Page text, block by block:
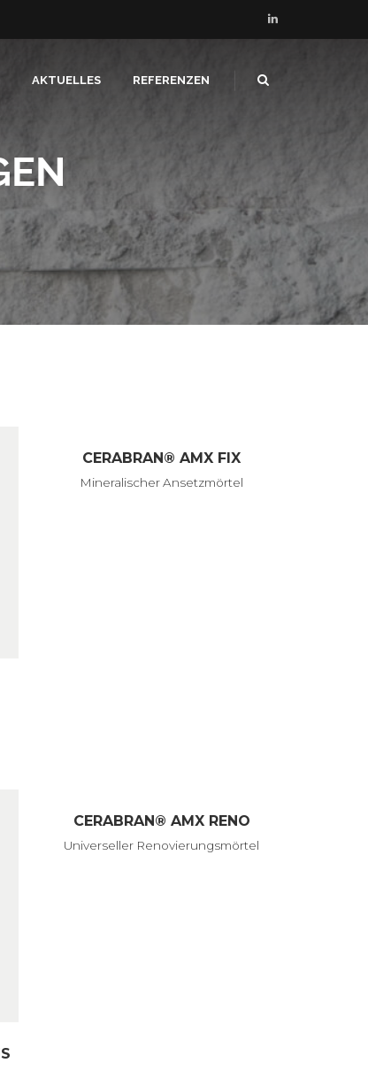
AKTUELLES REFERENZEN
CERABRAN® AMX FIX
Mineralischer Ansetzmörtel
CERABRAN® AMX RENO
Universeller Renovierungsmörtel